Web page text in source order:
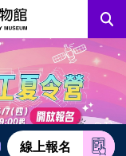
線上報名